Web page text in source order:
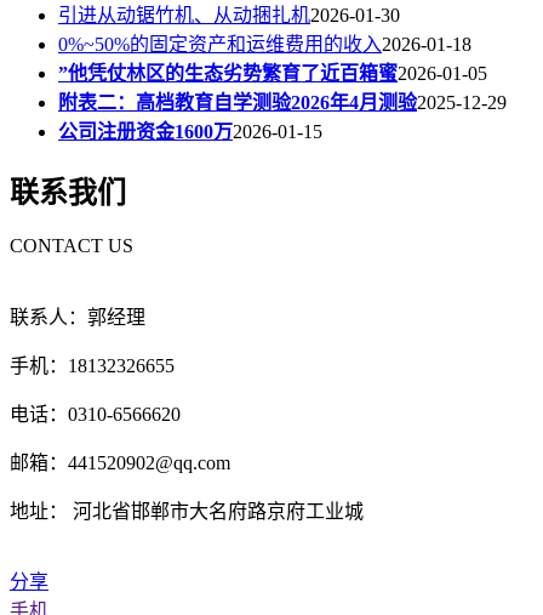
引进从动锯竹机、从动捆扎机2026-01-30
0%~50%的固定资产和运维费用的收入2026-01-18
”他凭仗林区的生态劣势繁育了近百箱蜜2026-01-05
附表二：高档教育自学测验2026年4月测验2025-12-29
公司注册资金1600万2026-01-15
联系我们
CONTACT US
联系人：郭经理
手机：18132326655
电话：0310-6566620
邮箱：441520902@qq.com
地址： 河北省邯郸市大名府路京府工业城
分享